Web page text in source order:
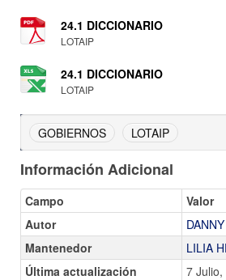
24.1 DICCIONARIO
LOTAIP
24.1 DICCIONARIO
LOTAIP
GOBIERNOS LOTAIP
Información Adicional
Campo
Valor
Autor
Mantenedor
LILIA
Última actualización
7